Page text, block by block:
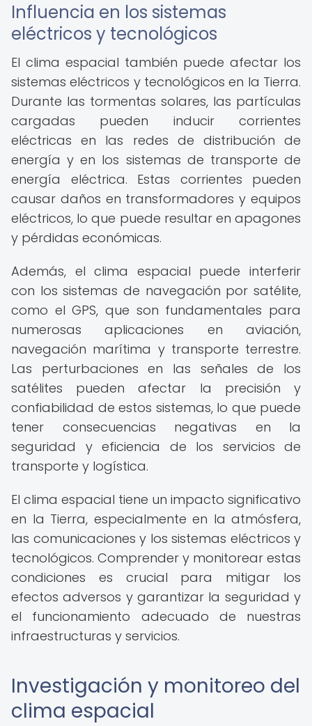
Influencia en los sistemas
eléctricos y tecnológicos
El clima espacial también puede afectar los
sistemas eléctricos y tecnológicos en la Tierra.
Durante las tormentas solares, las partículas
cargadas pueden inducir corrientes
eléctricas en las redes de distribución de
energía y en los sistemas de transporte de
energía eléctrica. Estas corrientes pueden
causar daños en transformadores y equipos
eléctricos, lo que puede resultar en apagones
y pérdidas económicas.
Además, el clima espacial puede interferir
con los sistemas de navegación por satélite,
como el GPS, que son fundamentales para
numerosas aplicaciones en aviación,
navegación marítima y transporte terrestre.
Las perturbaciones en las señales de los
satélites pueden afectar la precisión y
confiabilidad de estos sistemas, lo que puede
tener consecuencias negativas en la
seguridad y eficiencia de los servicios de
transporte y logística.
El clima espacial tiene un impacto significativo
en la Tierra, especialmente en la atmósfera,
las comunicaciones y los sistemas eléctricos y
tecnológicos. Comprender y monitorear estas
condiciones es crucial para mitigar los
efectos adversos y garantizar la seguridad y
el funcionamiento adecuado de nuestras
infraestructuras y servicios.
Investigación y monitoreo del
clima espacial